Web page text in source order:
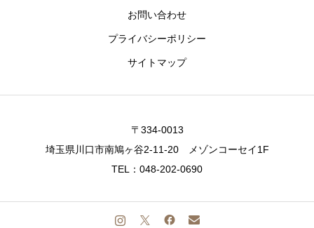
お問い合わせ
プライバシーポリシー
サイトマップ
〒334-0013
埼玉県川口市南鳩ヶ谷2-11-20 メゾンコーセイ1F
TEL：048-202-0690